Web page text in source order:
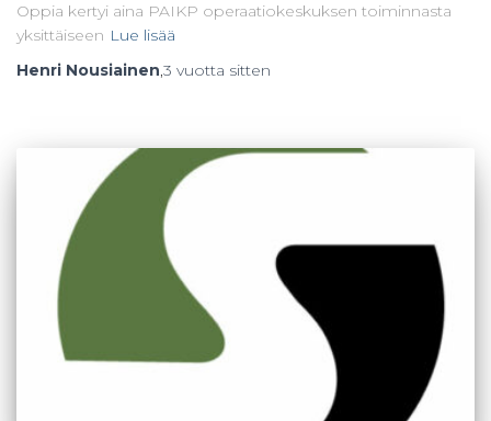
Oppia kertyi aina PAIKP operaatiokeskuksen toiminnasta
yksittäiseen Lue lisää
Henri Nousiainen,3 vuotta sitten